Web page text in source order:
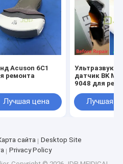
Acuson 6C1
ремонта
Лучшая цена
датчик BK
9048 для
Лучшая
сайта
Desktop Site
Privacy Policy